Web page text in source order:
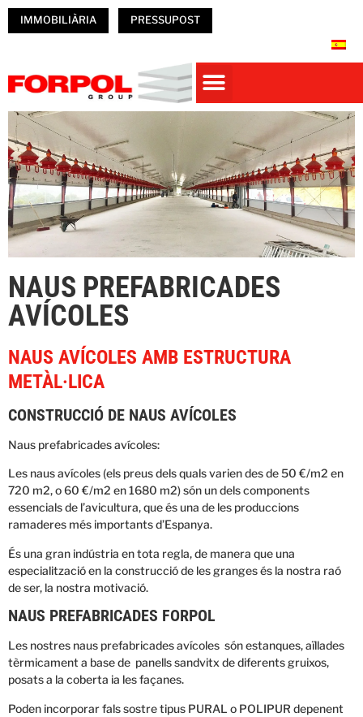
IMMOBILIÀRIA PRESSUPOST
NAUS PREFABRICADES
AVÍCOLES
NAUS AVÍCOLES AMB ESTRUCTURA
METÀL·LICA
CONSTRUCCIÓ DE NAUS AVÍCOLES
Naus prefabricades avícoles:
Les naus avícoles (els preus dels quals varien des de 50 €/m2 en
720 m2, o 60 €/m2 en 1680 m2) són un dels components
essencials de l’avicultura, que és una de les produccions
ramaderes més importants d’Espanya.
És una gran indústria en tota regla, de manera que una
especialització en la construcció de les granges és la nostra raó
de ser, la nostra motivació.
NAUS PREFABRICADES FORPOL
Les nostres naus prefabricades avícoles són estanques, aïllades
tèrmicament a base de panells sandvitx de diferents gruixos,
posats a la coberta ia les façanes.
Poden incorporar fals sostre tipus PURAL o POLIPUR depenent